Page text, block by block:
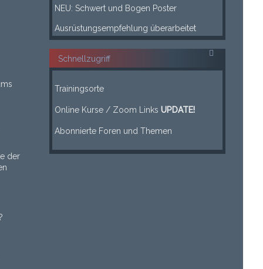
der
NEU: Schwert und Bogen Poster
Ausrüstungsempfehlung überarbeitet
Schnellzugriff
Trainingsorte
Online Kurse / Zoom LinksUPDATE!
Abonnierte Foren und Themen